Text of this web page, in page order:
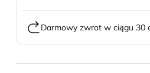
Darmowy zwrot w ciągu 30